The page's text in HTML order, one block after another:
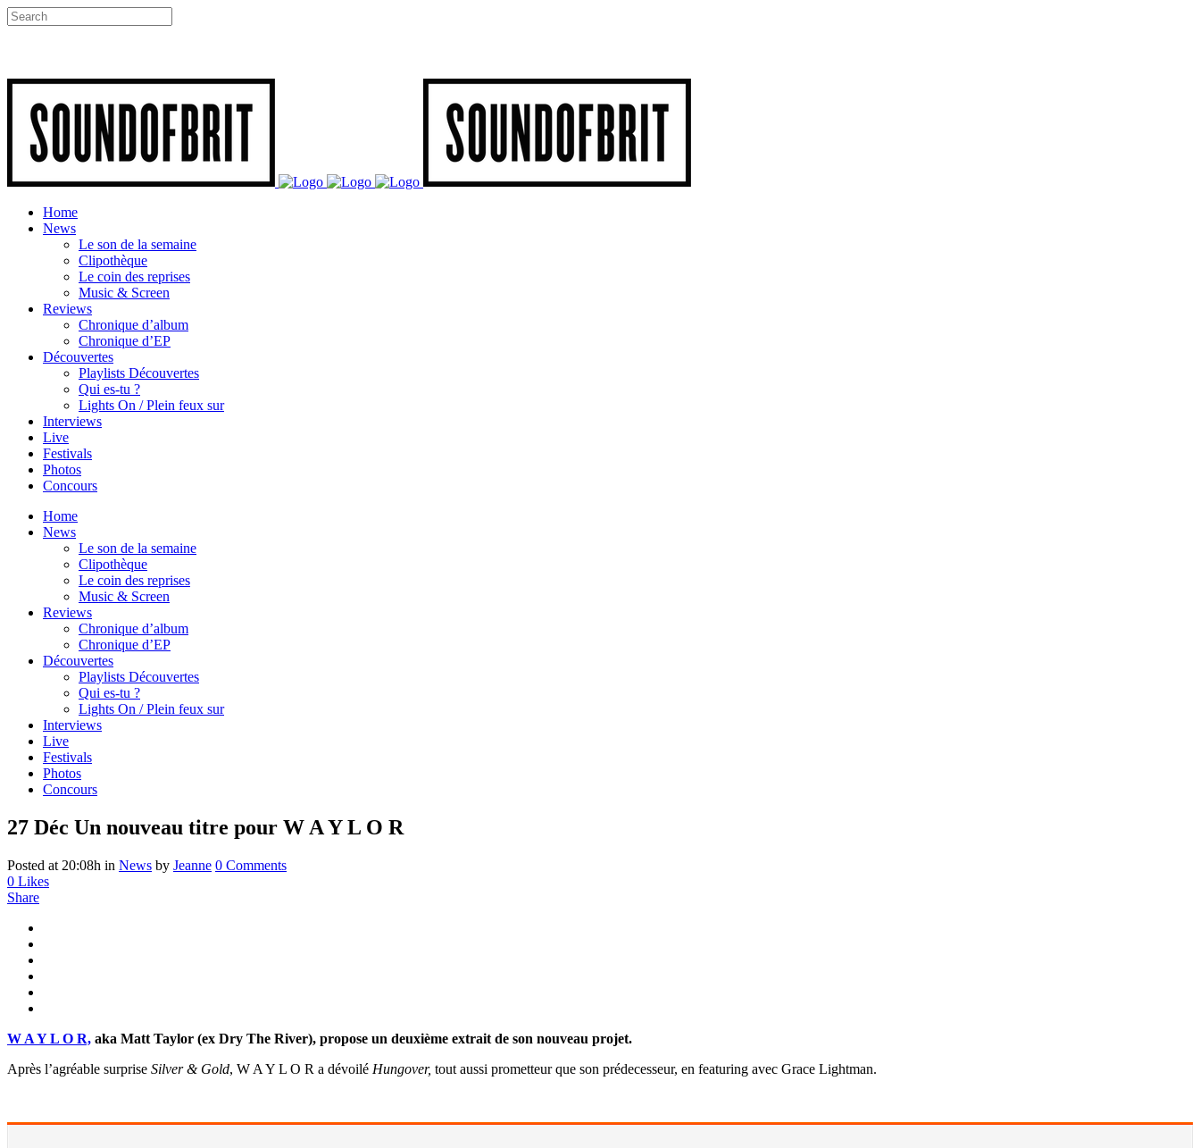
Home
News
Le son de la semaine
Clipothèque
Le coin des reprises
Music & Screen
Reviews
Chronique d’album
Chronique d’EP
Découvertes
Playlists Découvertes
Qui es-tu ?
Lights On / Plein feux sur
Interviews
Live
Festivals
Photos
Concours
Home
News
Le son de la semaine
Clipothèque
Le coin des reprises
Music & Screen
Reviews
Chronique d’album
Chronique d’EP
Découvertes
Playlists Découvertes
Qui es-tu ?
Lights On / Plein feux sur
Interviews
Live
Festivals
Photos
Concours
27 Déc Un nouveau titre pour W A Y L O R
Posted at 20:08h in News by Jeanne 0 Comments
0 Likes
Share
W A Y L O R, aka Matt Taylor (ex Dry The River), propose un deuxième extrait de son nouveau projet.
Après l’agréable surprise Silver & Gold, W A Y L O R a dévoilé Hungover, tout aussi prometteur que son prédecesseur, en featuring avec Grace Lightman.